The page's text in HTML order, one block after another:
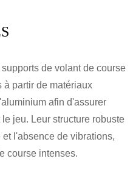
supports de volant de course
à partir de matériaux
afin d'assurer
jeu. Leur structure robuste
l'absence de vibrations,
course intenses.